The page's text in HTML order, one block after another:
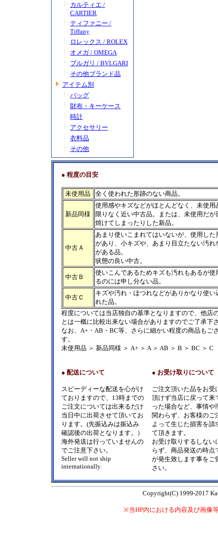
カルティエ /
CARTIER
ティファニー /
Tiffany
ロレックス / ROLEX
オメガ / OMEGA
ブルガリ / BVLGARI
その他ブランド品
アイテム別
バッグ
財布・キーケース
時計
アクセサリー
衣料品
その他
● 程度の目安
未使用品 全く使われた形跡のない商品。
新品同様
使用感やキズなどがほとんどなく、未使用
限りなく近い中古品。または、未使用だが
焼けてしまったりした新品。
中古Ａ
あまり使いこまれてはいないが、使用した
があり、小キズや、あまり目立たない汚れ
がある品。
状態の良い中古。
中古Ｂ
使いこんであるためキズも汚れもあるが使
るのには申し分ない品。
中古Ｃ
キズや汚れ・ほつれなどがありかなり使い
れた品。
程度については当店独自の基準となりますので、他店
とは一概に比較出来ない場合がありますのでご了承下
なお、A+・AB・BC等、さらに細かい程度の商品もご
す。
未使用品 ＞ 新品同様 ＞ A+ ＞ A ＞ AB ＞ B ＞ BC ＞ C
● 配送について
スピーディーな配送を心がけ
ておりますので、13時までの
ご注文については出来るだけ
当日中に出荷させて頂いてお
ります。(先振込みは振込み
確認後の出荷となります。）
海外発送は行っていませんの
でご注意下さい。
Seller will not ship
internationally.
● お受け取りについて
ご注文頂いた品をお受
頂けず当店に戻って来
った場合など、事情や
関わらず、お客様のご
よって生じた損害を請
て頂きます。
お受け取りするしない
らず、商品発送の時点
が発生致します事をご
さい。
Copyright(C) 1999-2017
※当HP内における内容及び画像